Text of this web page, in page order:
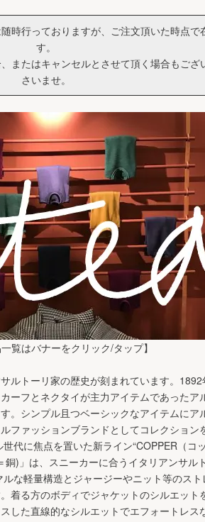
時行っておりますが、ご注文頂いた時点
す。
またはキャンセルとさせて頂く場合もご
さいませ。
覧はバナーをクリック/タップ】
ルトーリ家の歴史が刻まれています。
ーフとネクタイが主力アイテムであった
。シンプル且つベーシックなアイテムにア
ファッションブランドとしてコレクション
代に焦点を置いた新ライン“COPPER（コ
)」は、スニーカーに合うイタリアンサル
な軽量構造とジャージーやニット等のス
着る方のボディでジャケットのシルエット
した直線的なシルエットでエフォートレス